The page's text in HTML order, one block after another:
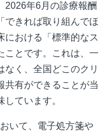
2026年6月の診療報酬
できれば取り組んでほ
における「標準的なス
ことです。これは、一
なく、全国どこのクリ
共有ができることが当
ています。
いて、電子処方箋や